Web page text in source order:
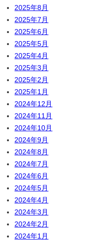
2025年8月
2025年7月
2025年6月
2025年5月
2025年4月
2025年3月
2025年2月
2025年1月
2024年12月
2024年11月
2024年10月
2024年9月
2024年8月
2024年7月
2024年6月
2024年5月
2024年4月
2024年3月
2024年2月
2024年1月